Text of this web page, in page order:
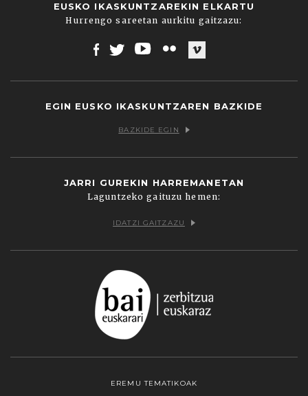
EUSKO IKASKUNTZAREKIN ELKARTU
Hurrengo sareetan aurkitu gaitzazu:
EGIN EUSKO IKASKUNTZAREN BAZKIDE
BAZKIDE EGIN
JARRI GUREKIN HARREMANETAN
Laguntzeko gaituzu hemen:
IDATZI GAITZAZU
EREMU TEMATIKOAK